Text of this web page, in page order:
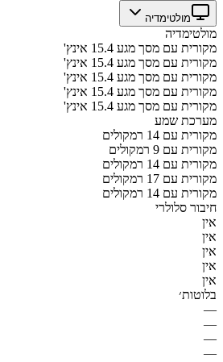
מולטימדיה
מולטימדיה
מקורית עם מסך מגע 15.4 אינץ'
מקורית עם מסך מגע 15.4 אינץ'
מקורית עם מסך מגע 15.4 אינץ'
מקורית עם מסך מגע 15.4 אינץ'
מקורית עם מסך מגע 15.4 אינץ'
מערכת שמע
מקורית עם 14 רמקולים
מקורית עם 9 רמקולים
מקורית עם 14 רמקולים
מקורית עם 17 רמקולים
מקורית עם 14 רמקולים
חיבור סלולרי
אין
אין
אין
אין
אין
בלוטות׳
—
—
—
—